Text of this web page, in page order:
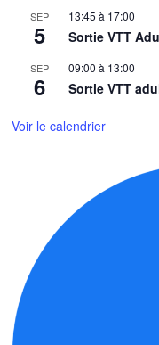
SEP
5
13:45 à 17:00
Sortie VTT
SEP
6
09:00 à 13:00
Sortie VTT
Voir le calendrier